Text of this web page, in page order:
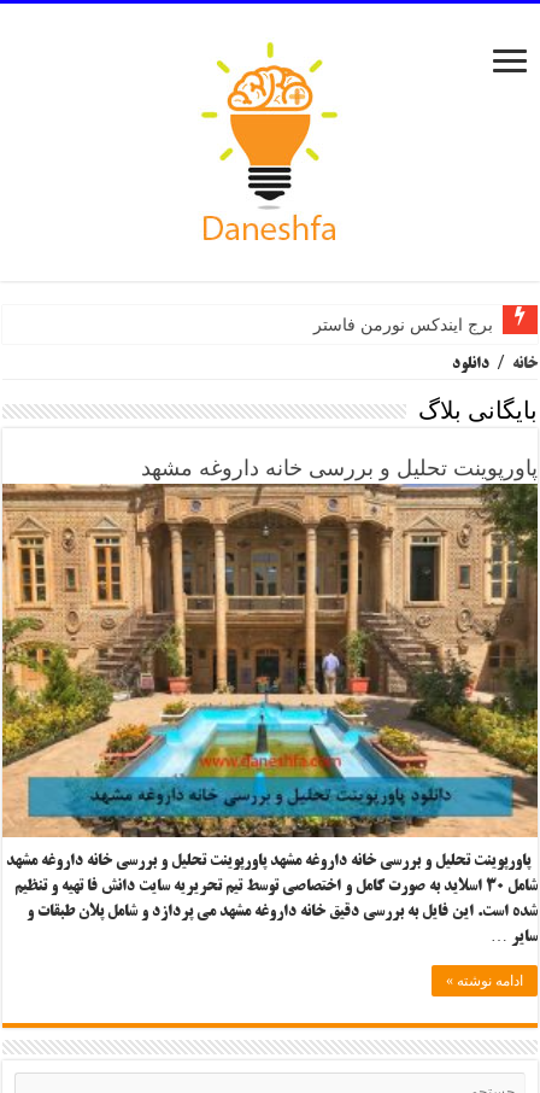
برج ایندکس نورمن فاستر
خانه / دانلود
بایگانی بلاگ
پاورپوینت تحلیل و بررسی خانه داروغه مشهد
پاورپوینت تحلیل و بررسی خانه داروغه مشهد پاورپوینت تحلیل و بررسی خانه داروغه مشهد
شامل ۳۰ اسلاید به صورت کامل و اختصاصی توسط تیم تحریریه سایت دانش فا تهیه و تنظیم
شده است. این فایل به بررسی دقیق خانه داروغه مشهد می پردازد و شامل پلان طبقات و
سایر …
ادامه نوشته »